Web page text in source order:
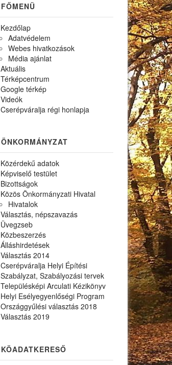
FŐMENÜ
Kezdőlap
Adatvédelem
Webes hivatkozások
Média ajánlat
Aktuális
Térképcentrum
Google térkép
Videók
Cserépváralja régi honlapja
ÖNKORMÁNYZAT
Közérdekű adatok
Képviselő testület
Bizottságok
Közös Önkormányzati Hivatal
Hivatalok
Választás, népszavazás
Üvegzseb
Közbeszerzés
Álláshirdetések
Választás 2014
Cserépváralja Helyi Építési
Szabályzat, Szabályozási tervek
Településképi Arculati Kézikönyv
Helyi Esélyegyenlőségi Program
Országgyűlési választás 2018
Választás 2019
KÖADATKERESŐ